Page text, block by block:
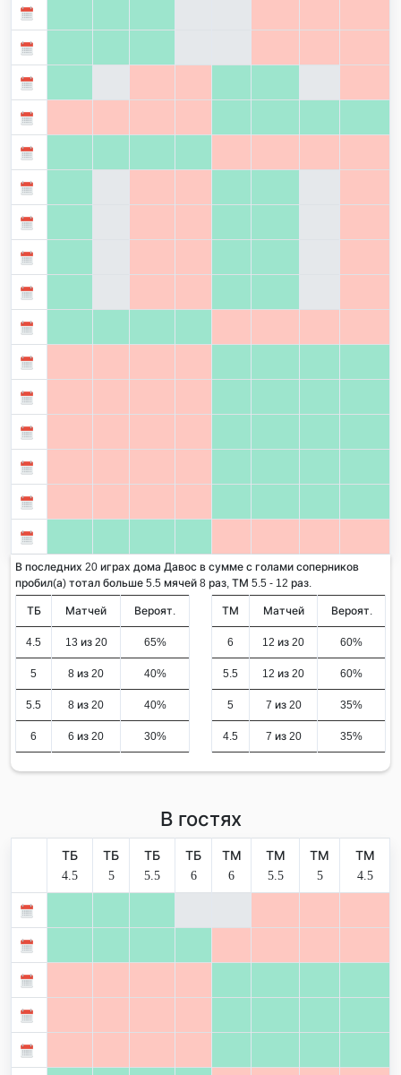
В последних 20 играх дома Давос в сумме с голами соперников
пробил(а) тотал больше 5.5 мячей 8 раз, ТМ 5.5 - 12 раз.
ТБ Матчей Вероят.
4.5 13 из 20 65%
5 8 из 20 40%
5.5 8 из 20 40%
6 6 из 20 30%
ТМ Матчей Вероят.
6 12 из 20 60%
5.5 12 из 20 60%
5 7 из 20 35%
4.5 7 из 20 35%
В гостях
ТБ
4.5
ТБ
5
ТБ
5.5
ТБ
6
ТМ
6
ТМ
5.5
ТМ
5
ТМ
4.5